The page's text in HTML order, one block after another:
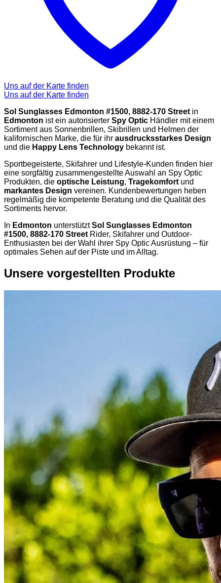
Uns auf der Karte finden
Uns auf der Karte finden
Sol Sunglasses Edmonton #1500, 8882-170 Streetin
Edmonton ist ein autorisierter Spy Optic Händler mit einem
Sortiment aus Sonnenbrillen, Skibrillen und Helmen der
kalifornischen Marke, die für ihr ausdrucksstarkes Design
und die Happy Lens Technology bekannt ist.
Sportbegeisterte, Skifahrer und Lifestyle-Kunden finden hier
eine sorgfältig zusammengestellte Auswahl an Spy Optic
Produkten, die optische Leistung, Tragekomfortund
markantes Design vereinen. Kundenbewertungen heben
regelmäßig die kompetente Beratung und die Qualität des
Sortiments hervor.
In Edmonton unterstütztSol Sunglasses Edmonton
#1500, 8882-170 StreetRider, Skifahrer und Outdoor-
Enthusiasten bei der Wahl ihrer Spy Optic Ausrüstung – für
optimales Sehen auf der Piste und im Alltag.
Unsere vorgestellten Produkte